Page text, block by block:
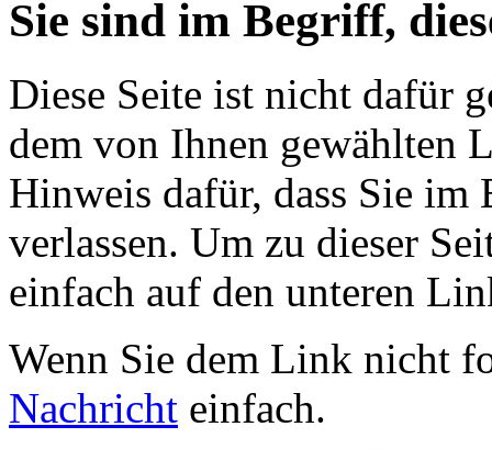
Sie sind im Begriff,
Diese Seite ist nicht dafür
dem von Ihnen gewählten
Hinweis dafür, dass Sie im
verlassen. Um zu dieser
einfach auf den unteren
Wenn Sie dem Link nicht
Nachricht einfach.